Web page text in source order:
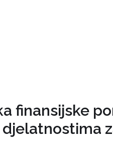
finansijske